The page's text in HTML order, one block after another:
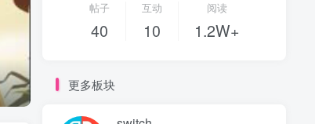
帖子
40
互动
10
阅读
1.2W+
更多板块